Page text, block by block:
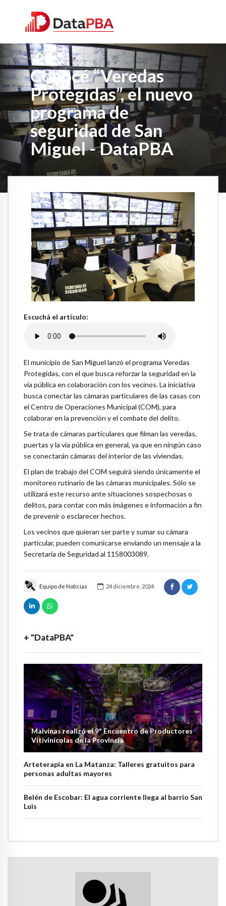
Conocé “Veredas
Protegidas”, el nuevo
programa de
seguridad de San
Miguel - DataPBA
Equipo de Noticias 24 diciembre, 2024
+ "DataPBA"
Malvinas realizó el 9º Encuentro de Productores
Vitivinícolas de la Provincia
Arteterapia en La Matanza: Talleres gratuitos para
personas adultas mayores
Belén de Escobar: El agua corriente llega al barrio San
Luis
Escuchá el artículo:
El municipio de San Miguel lanzó el programa Veredas
Protegidas, con el que busca reforzar la seguridad en la
vía pública en colaboración con los vecinos. La iniciativa
busca conectar las cámaras particulares de las casas con
el Centro de Operaciones Municipal (COM), para
colaborar en la prevención y el combate del delito.
Se trata de cámaras particulares que filman las veredas,
puertas y la vía pública en general, ya que en ningún caso
se conectarán cámaras del interior de las viviendas.
El plan de trabajo del COM seguirá siendo únicamente el
monitoreo rutinario de las cámaras municipales. Sólo se
utilizará este recurso ante situaciones sospechosas o
delitos, para contar con más imágenes e información a fin
de prevenir o esclarecer hechos.
Los vecinos que quieran ser parte y sumar su cámara
particular, pueden comunicarse enviando un mensaje a la
Secretaría de Seguridad al 1158003089.